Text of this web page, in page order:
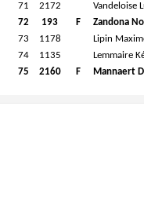
71
2172
Vandeloise
72
193 F
Zandona
73
1178
Lipin
74
1135
Lemmaire
75
2160 F Mannaert